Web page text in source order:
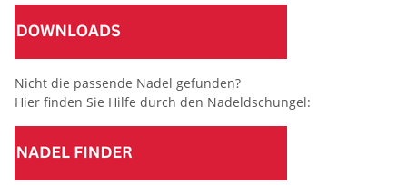
Nicht die passende Nadel gefunden?
Hier finden Sie Hilfe durch den Nadeldschungel: